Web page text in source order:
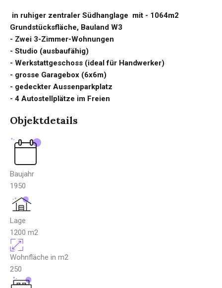
in ruhiger zentraler Südhanglage mit - 1064m2
Grundstücksfläche, Bauland W3
- Zwei 3-Zimmer-Wohnungen
- Studio (ausbaufähig)
- Werkstattgeschoss (ideal für Handwerker)
- grosse Garagebox (6x6m)
- gedeckter Aussenparkplatz
- 4 Autostellplätze im Freien
Objektdetails
Baujahr
1950
Lage
1200 m2
Wohnfläche in m2
250